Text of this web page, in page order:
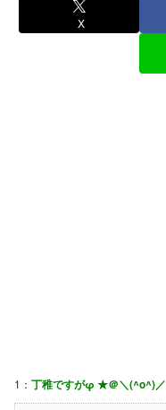
X
1： 丁稚ですがφ ★＠＼(^o^)／